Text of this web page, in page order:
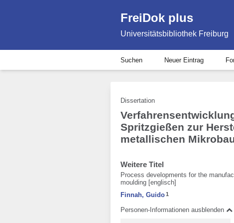
FreiDok plus
Universitätsbibliothek Freiburg
Suchen Neuer Eintrag
Dissertation
Spritzgießen zur
metallischen
Weitere Titel
Process developments for the
moulding [englisch]
Finnah, Guido1
Personen-Informationen ausblenden